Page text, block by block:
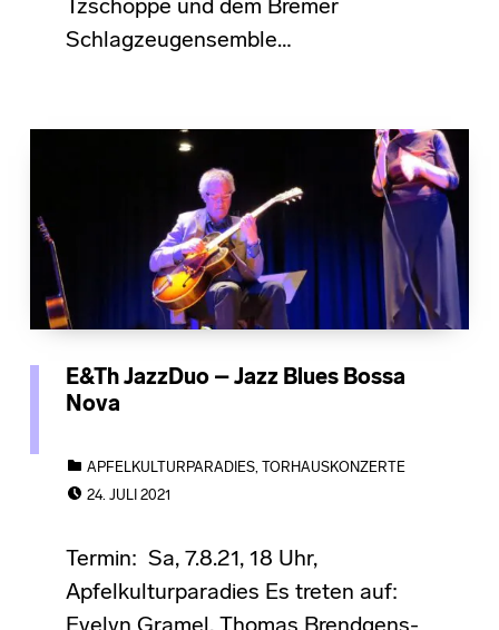
Tzschoppe und dem Bremer
Schlagzeugensemble…
E&Th JazzDuo – Jazz Blues Bossa
Nova
APFELKULTURPARADIES,
TORHAUSKONZERTE
24. JULI 2021
Termin: Sa, 7.8.21, 18 Uhr,
Apfelkulturparadies Es treten auf: